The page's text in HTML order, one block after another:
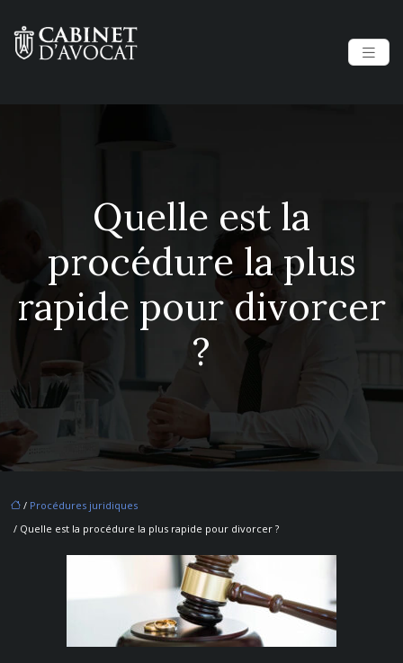
Quelle est la
procédure la plus
rapide pour divorcer
?
/ Procédures juridiques
/ Quelle est la procédure la plus rapide pour divorcer ?